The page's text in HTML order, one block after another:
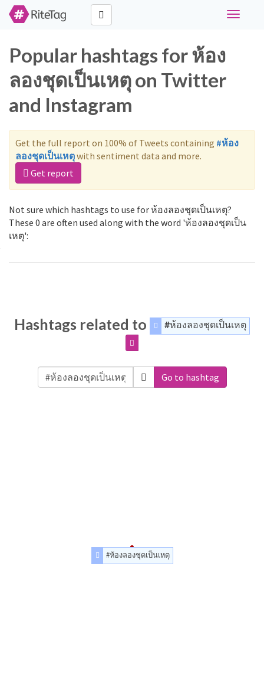
Toggle
Popular hashtags for ห้อง
ลองชุดเป็นเหตุ on Twitter
and Instagram
Get the full report on 100% of Tweets containing #ห้อง
ลองชุดเป็นเหตุwith sentiment data and more.
Get report
Not sure which hashtags to use for ห้องลองชุดเป็นเหตุ?
These 0 are often used along with the word 'ห้องลองชุดเป็น
เหตุ':
Hashtags related to #ห้องลองชุดเป็นเหตุ
Go to hashtag
#ห้องลองชุดเป็นเหตุ